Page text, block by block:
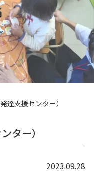
支援センター）
ター）
2023.09.28